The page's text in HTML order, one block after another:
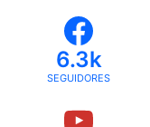
6.3k
SEGUIDORES